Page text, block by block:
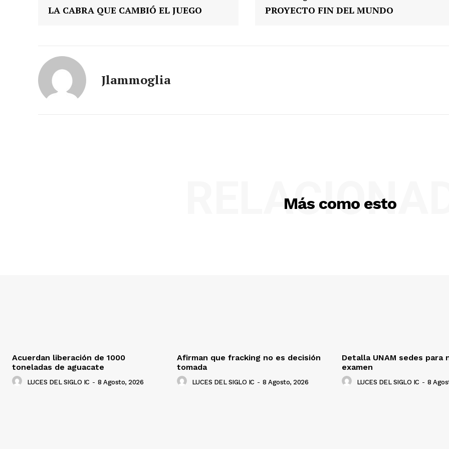
LA CABRA QUE CAMBIÓ EL JUEGO PROYECTO FIN DEL MUNDO
Jlammoglia
Más como esto
Acuerdan liberación de 1000
toneladas de aguacate
LUCES DEL SIGLO IC - 8 Agosto, 2026
Afirman que fracking no es decisión
tomada
LUCES DEL SIGLO IC - 8 Agosto, 2026
Detalla UNAM sedes para
examen
LUCES DEL SIGLO IC - 8